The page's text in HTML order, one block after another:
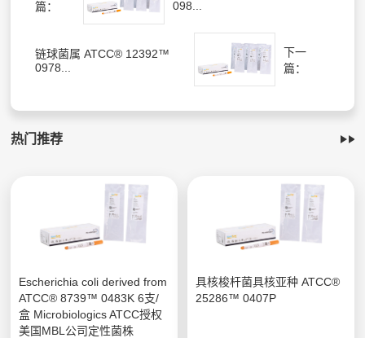
篇：
098...
链球菌属 ATCC® 12392™
0978...
下一
篇：
热门推荐
Escherichia coli derived from
ATCC® 8739™ 0483K 6支/
盒 Microbiologics ATCC授权
美国MBL公司定性菌株
具核梭杆菌具核亚种 ATCC®
25286™ 0407P